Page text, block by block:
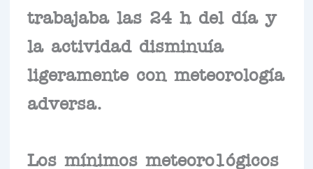
trabajaba las 24 h del día y
la actividad disminuía
ligeramente con meteorología
adversa.
Los mínimos meteoro1ógicos